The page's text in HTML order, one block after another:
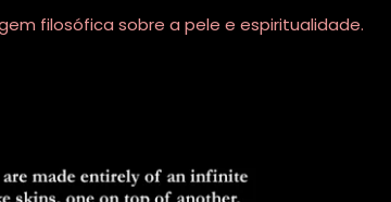
filosófica sobre a pele e espiritualidade.